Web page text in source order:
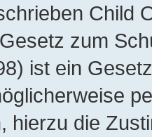
Child
zum
ist ein
hierzu die